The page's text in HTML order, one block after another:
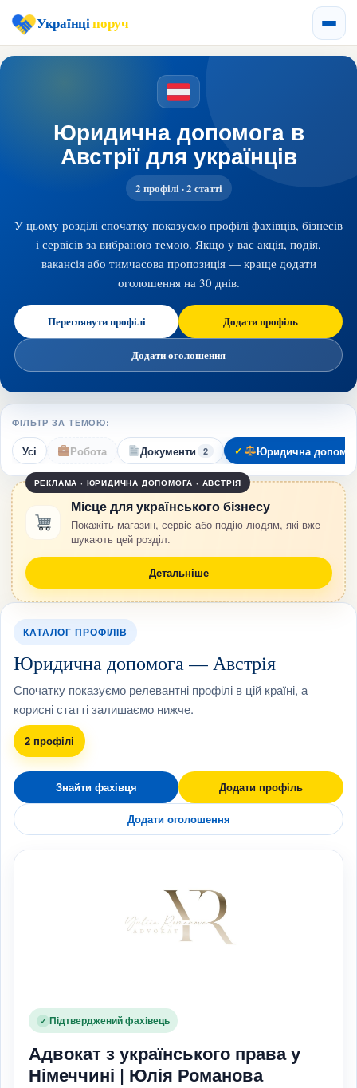
Українціпоруч
Юридична допомога в
Австрії для українців
2 профілі · 2 статті
У цьому розділі спочатку показуємо профілі фахівців, бізнесів
і сервісів за вибраною темою. Якщо у вас акція, подія,
вакансія або тимчасова пропозиція — краще додати
оголошення на 30 днів.
Переглянути профілі Додати профіль
Додати оголошення
ФІЛЬТР ЗА ТЕМОЮ:
Усі Робота Документи 2 Юридична
РЕКЛАМА · ЮРИДИЧНА ДОПОМОГА · АВСТРІЯ
Місце для українського бізнесу
Покажіть магазин, сервіс або подію людям, які вже
шукають цей розділ.
Детальніше
КАТАЛОГ ПРОФІЛІВ
Юридична допомога — Австрія
Спочатку показуємо релевантні профілі в цій країні, а
корисні статті залишаємо нижче.
2 профілі
Знайти фахівця Додати профіль
Додати оголошення
✓ Підтверджений фахівець
Адвокат з українського права у
Німеччині | Юлія Романова